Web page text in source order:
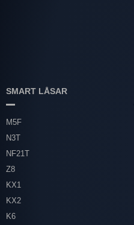
SMART LÅSAR
M5F
N3T
NF21T
Z8
KX1
KX2
K6